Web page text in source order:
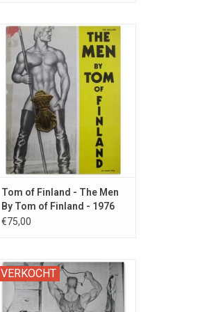
Overzicht van de homo-erotische
kunst uit de 1960s van de Finse
kunstenaar.
TOEVOEGEN AAN WINKELWAGEN
Tom of Finland - The Men
By Tom of Finland - 1976
€75,00
VERKOCHT
Obscuur vintage homo-erotisch
tijdschrift met zwart-wit
naaktfotografie en strips.